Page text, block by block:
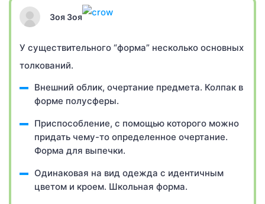
Зоя Зоя
У существительного “форма” несколько основных
толкований.
Внешний облик, очертание предмета. Колпак в
форме полусферы.
Приспособление, с помощью которого можно
придать чему-то определенное очертание.
Форма для выпечки.
Одинаковая на вид одежда с идентичным
цветом и кроем. Школьная форма.